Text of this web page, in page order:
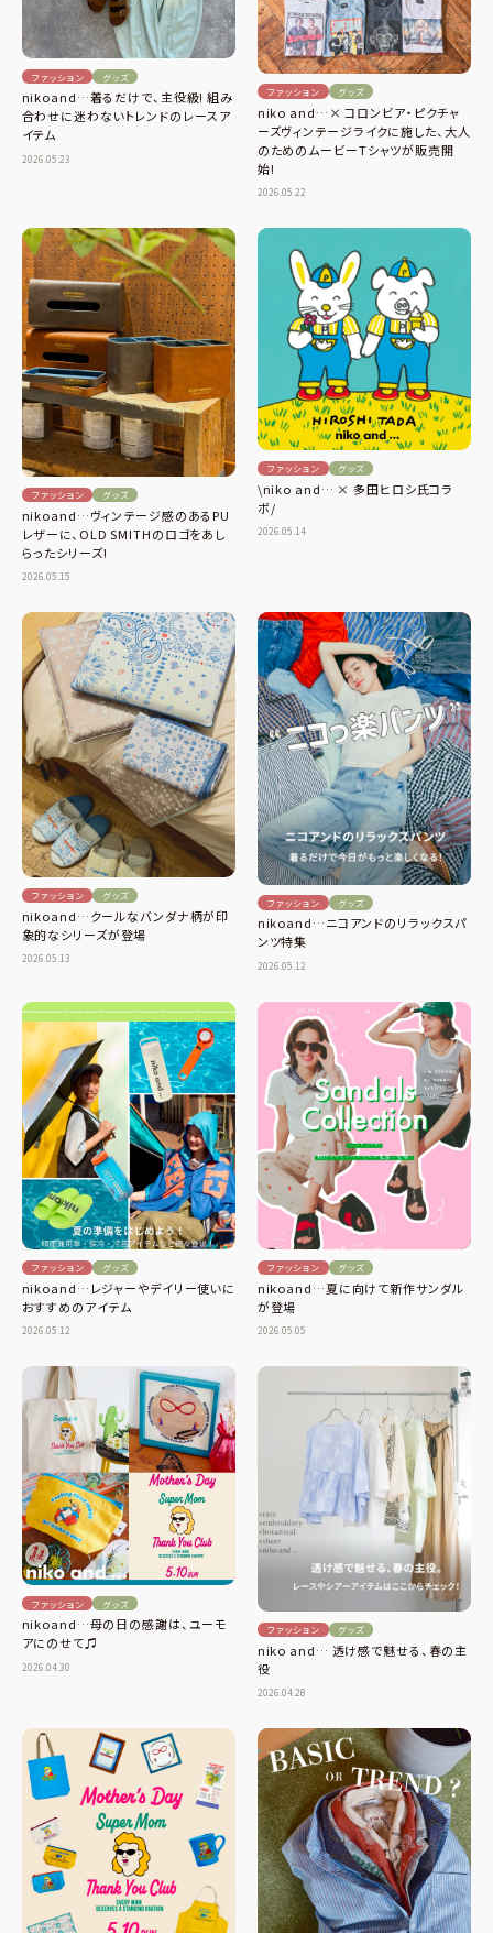
ファッション グッズ
nikoand…着るだけで、主役級! 組み
合わせに迷わないトレンドのレースア
イテム
2026.05.23
ファッション グッズ
niko and…× コロンビア・ピクチャ
ーズヴィンテージライクに施した、大人
のためのムービーTシャツが販売開
始!
2026.05.22
ファッション グッズ
nikoand…ヴィンテージ感のあるPU
レザーに、OLD SMITHのロゴをあし
らったシリーズ!
2026.05.15
ファッション グッズ
\niko and… × 多田ヒロシ氏コラ
ボ/
2026.05.14
ファッション グッズ
nikoand…クールなバンダナ柄が印
象的なシリーズが登場
2026.05.13
ファッション グッズ
nikoand…ニコアンドのリラックスパ
ンツ特集
2026.05.12
ファッション グッズ
nikoand…レジャーやデイリー使いに
おすすめのアイテム
2026.05.12
ファッション グッズ
nikoand…夏に向けて新作サンダル
が登場
2026.05.05
ファッション グッズ
nikoand…母の日の感謝は、ユーモ
アにのせて♫
2026.04.30
ファッション グッズ
niko and… 透け感で魅せる、春の主
役
2026.04.28